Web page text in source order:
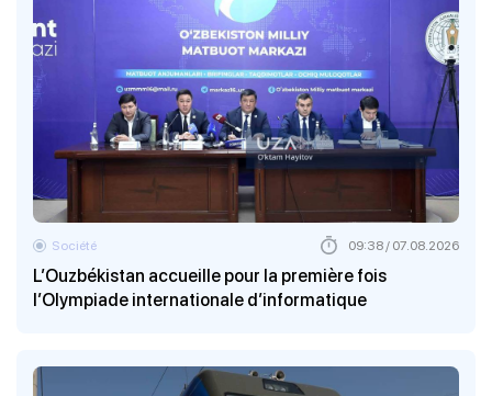
L’Ouzbékistan accueille pour la première fois
l’Olympiade internationale d’informatique
Société 09:38 / 07.08.2026